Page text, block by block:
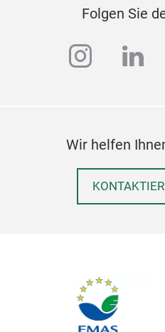
Folgen Sie
Wir helfen